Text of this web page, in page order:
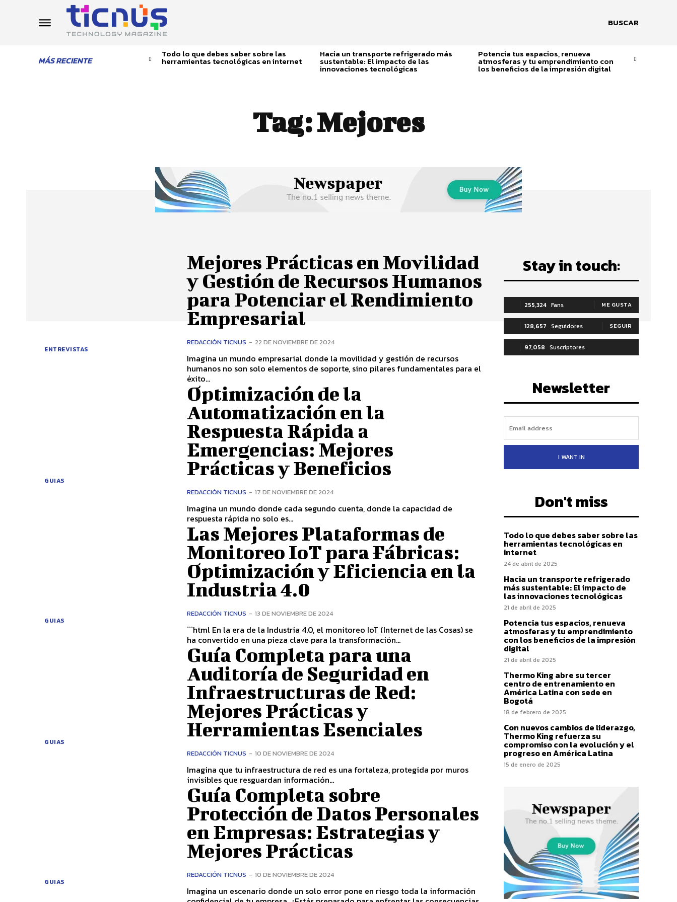
BUSCAR
MÁS RECIENTE
Todo lo que debes saber sobre las
herramientas tecnológicas en internet
Hacia un transporte refrigerado más
sustentable: El impacto de las
innovaciones tecnológicas
Potencia tus espacios, renueva
atmosferas y tu emprendimiento con
los beneficios de la impresión digital
Tag:Mejores
ENTREVISTAS
Mejores Prácticas en Movilidad
y Gestión de Recursos Humanos
para Potenciar el Rendimiento
Empresarial
REDACCIÓN TICNUS - 22 DE NOVIEMBRE DE 2024
Imagina un mundo empresarial donde la movilidad y gestión de recursos
humanos no son solo elementos de soporte, sino pilares fundamentales para el
éxito...
GUIAS
Optimización de la
Automatización en la
Respuesta Rápida a
Emergencias: Mejores
Prácticas y Beneficios
REDACCIÓN TICNUS - 17 DE NOVIEMBRE DE 2024
Imagina un mundo donde cada segundo cuenta, donde la capacidad de
respuesta rápida no solo es...
GUIAS
Las Mejores Plataformas de
Monitoreo IoT para Fábricas:
Optimización y Eficiencia en la
Industria 4.0
REDACCIÓN TICNUS - 13 DE NOVIEMBRE DE 2024
```html En la era de la Industria 4.0, el monitoreo IoT (Internet de las Cosas) se
ha convertido en una pieza clave para la transformación...
GUIAS
Guía Completa para una
Auditoría de Seguridad en
Infraestructuras de Red:
Mejores Prácticas y
Herramientas Esenciales
REDACCIÓN TICNUS - 10 DE NOVIEMBRE DE 2024
Imagina que tu infraestructura de red es una fortaleza, protegida por muros
invisibles que resguardan información...
GUIAS
Guía Completa sobre
Protección de Datos Personales
en Empresas: Estrategias y
Mejores Prácticas
REDACCIÓN TICNUS - 10 DE NOVIEMBRE DE 2024
Imagina un escenario donde un solo error pone en riesgo toda la información
Stay in touch:
255,324 Fans ME GUSTA
128,657 Seguidores SEGUIR
97,058 Suscriptores
Newsletter
I WANT IN
Don't miss
Todo lo que debes saber sobre las
herramientas tecnológicas en
internet
24 de abril de 2025
Hacia un transporte refrigerado
más sustentable: El impacto de
las innovaciones tecnológicas
21 de abril de 2025
Potencia tus espacios, renueva
atmosferas y tu emprendimiento
con los beneficios de la impresión
digital
21 de abril de 2025
Thermo King abre su tercer
centro de entrenamiento en
América Latina con sede en
Bogotá
18 de febrero de 2025
Con nuevos cambios de liderazgo,
Thermo King refuerza su
compromiso con la evolución y el
progreso en América Latina
15 de enero de 2025